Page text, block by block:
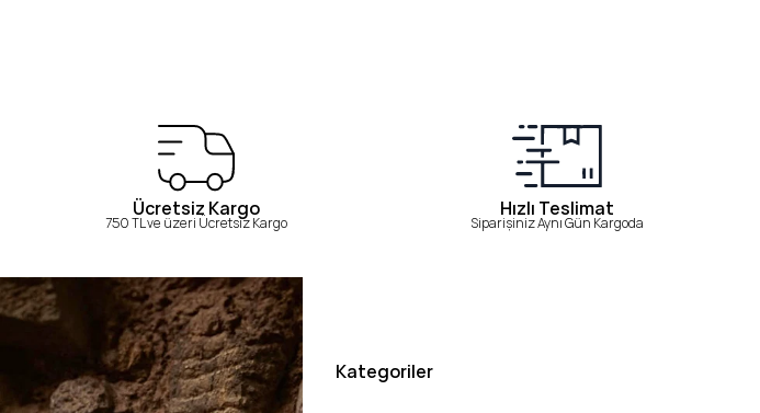
Ücretsiz Kargo
750 TL ve üzeri Ücretsiz Kargo
Hızlı Teslimat
Siparişiniz Aynı Gün Kargoda
Kategoriler